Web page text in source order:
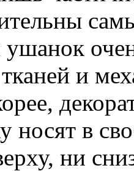
и
в
ни